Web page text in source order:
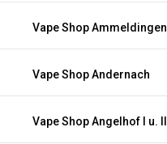
Vape Shop Ammeldingen
Vape Shop Andernach
Vape Shop Angelhof I u. II